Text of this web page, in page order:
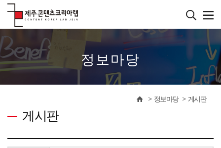
본
문
가
기
����������
정보마당
게시판
정보마당 게시판